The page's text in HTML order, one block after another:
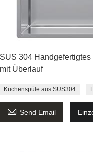
SUS 304
mit Überlauf
Küchenspüle aus SUS304
 Send Email